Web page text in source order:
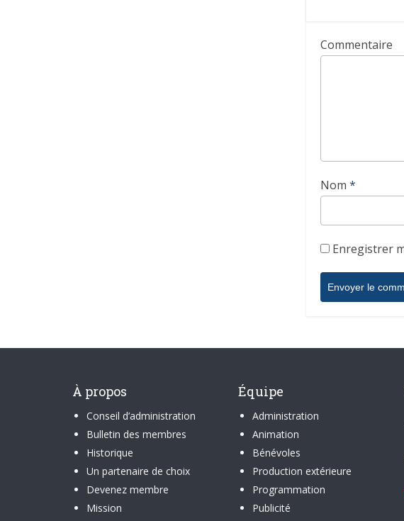
Commentaire
Nom *
Enregistrer
À propos
Conseil d’administration
Bulletin des membres
Historique
Un partenaire de choix
Devenez membre
Mission
Équipe
Administration
Animation
Bénévoles
Production extérieure
Programmation
Publicité